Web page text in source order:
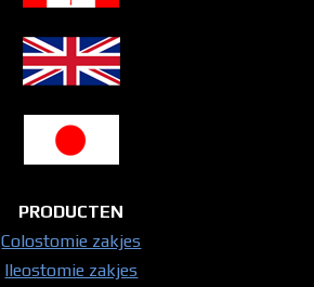
PRODUCTEN
Colostomie zakjes
Ileostomie zakjes